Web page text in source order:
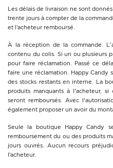
Les délais de livraison ne sont
trente jours à compter de la
et l’acheteur remboursé.
À la réception de la commande.
contenu du colis. Si un ou plusieurs
pour faire réclamation. Passé ce
faire une réclamation. Happy Candy
des stocks restants en interne. La
produits manquants à l'acheteur,
seront remboursés. Avec
également proposer un avoir du
Seule la boutique Happy Candy
remboursement du ou des produits
jours ouvrés. Aucun recours
l’acheteur.